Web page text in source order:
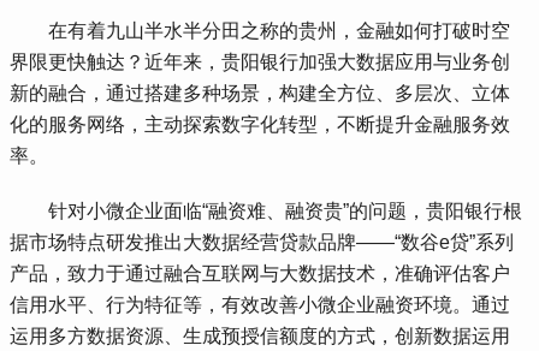
在有着九山半水半分田之称的贵州，金融如何打破时空
界限更快触达？近年来，贵阳银行加强大数据应用与业务创
新的融合，通过搭建多种场景，构建全方位、多层次、立体
化的服务网络，主动探索数字化转型，不断提升金融服务效
率。
针对小微企业面临“融资难、融资贵”的问题，贵阳银行根
据市场特点研发推出大数据经营贷款品牌——“数谷e贷”系列
产品，致力于通过融合互联网与大数据技术，准确评估客户
信用水平、行为特征等，有效改善小微企业融资环境。通过
运用多方数据资源、生成预授信额度的方式，创新数据运用